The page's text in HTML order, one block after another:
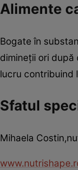
Alimente
Bogate în
dimineţii ori
lucru contribuind
Sfatul
Mihaela